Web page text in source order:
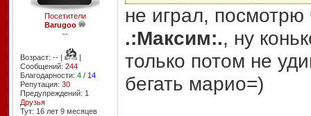
Посетители
Barugoo
--
Возраст: -- |
|
Сообщений: 244
Благодарности: 4/ 14
Репутация: 30
Предупреждений: 1
Друзья
Тут: 16 лет 9 месяцев
не играл, посмотрю
.:Максим:., ну
только потом не
бегать марио=)